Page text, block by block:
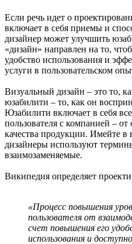
Если речь идет о
включает в себя приемы и
дизайнер может улучшить
«дизайн» направлен на то,
удобство использования и
услуги в пользовательском
Визуальный дизайн – это то,
юзабилити – то, как он
Юзабилити включает в себя
пользователя с компанией –
качества продукции. Имейте в
дизайнеры используют
взаимозаменяемые.
Википедия определяет
«Процесс повышения
пользователя от
счет повышения его
использования и